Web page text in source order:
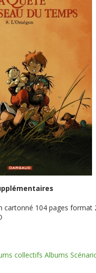
cartonné 104 pages format
collectifs Albums